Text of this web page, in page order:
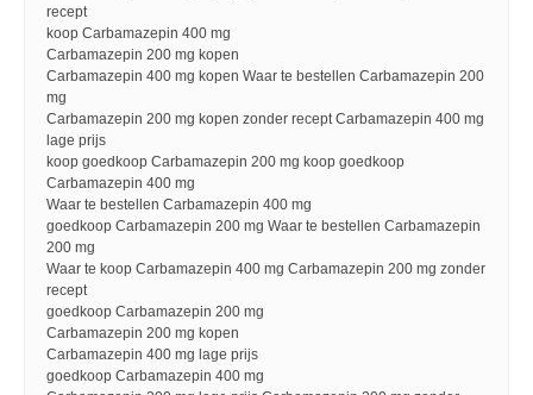
recept
koop Carbamazepin 400 mg
Carbamazepin 200 mg kopen
Carbamazepin 400 mg kopen Waar te bestellen Carbamazepin 200
mg
Carbamazepin 200 mg kopen zonder recept Carbamazepin 400 mg
lage prijs
koop goedkoop Carbamazepin 200 mg koop goedkoop
Carbamazepin 400 mg
Waar te bestellen Carbamazepin 400 mg
goedkoop Carbamazepin 200 mg Waar te bestellen Carbamazepin
200 mg
Waar te koop Carbamazepin 400 mg Carbamazepin 200 mg zonder
recept
goedkoop Carbamazepin 200 mg
Carbamazepin 200 mg kopen
Carbamazepin 400 mg lage prijs
goedkoop Carbamazepin 400 mg